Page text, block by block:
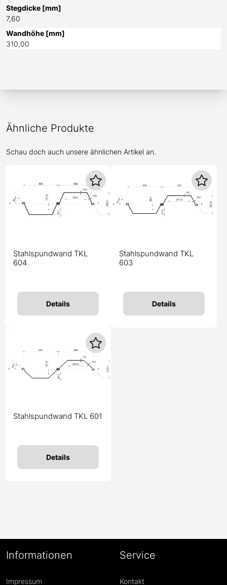
Stegdicke [mm]
7,60
Wandhöhe [mm]
310,00
Ähnliche Produkte
Schau doch auch unsere ähnlichen Artikel an.
Stahlspundwand TKL
604
Details
Stahlspundwand TKL
603
Details
Stahlspundwand TKL 601
Details
Informationen
Impressum
Service
Kontakt